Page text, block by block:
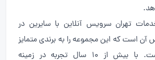
تهران سرویس آنلاین با سایرین در
است که این مجموعه را به برندی متمایز
تبدیل کرده است. با بیش از ۱۰ سال تجربه در زمینه